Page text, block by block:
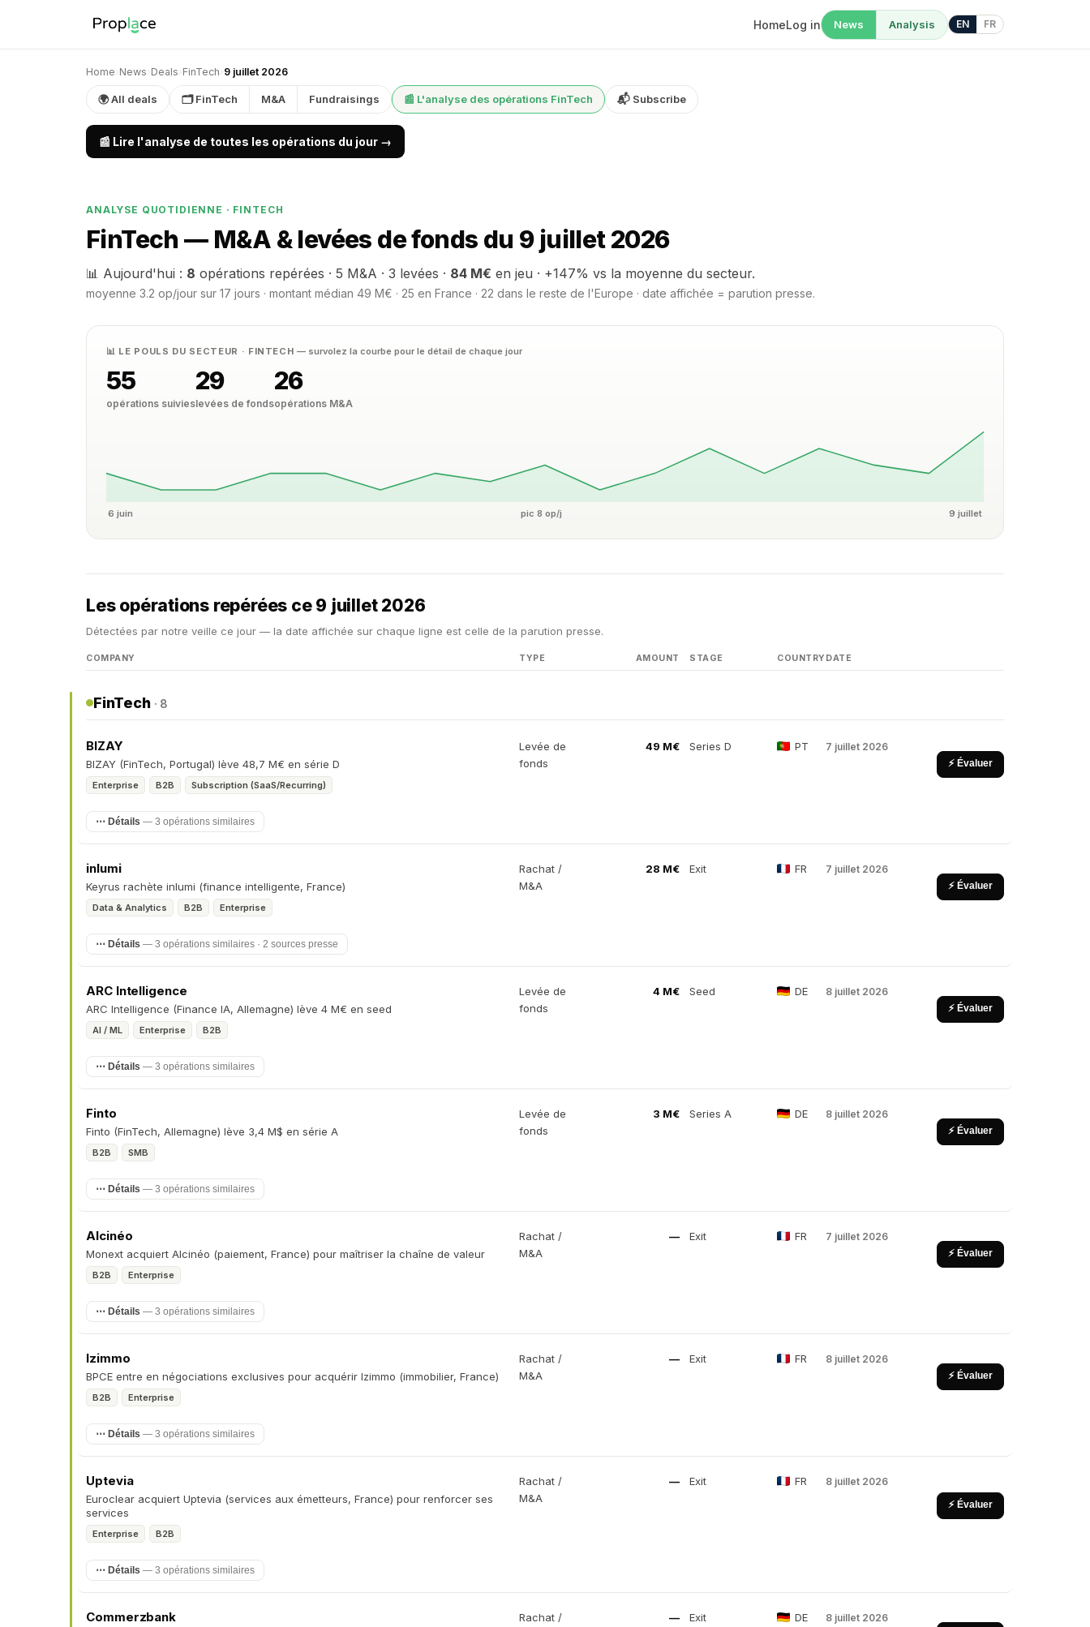
HomeLog in News Analysis EN FR
Home› News› Deals› FinTech› 9 juillet 2026
🌍 All deals 🗂 FinTech M&A Fundraisings 📰 L'analyse des opérations FinTech 📬 Subscribe
📰 Lire l'analyse de toutes les opérations du jour →
ANALYSE QUOTIDIENNE · FINTECH
FinTech — M&A & levées de fonds du 9 juillet 2026
📊 Aujourd'hui : 8 opérations repérées · 5 M&A · 3 levées · 84 M€ en jeu · +147% vs la moyenne du secteur.
moyenne 3.2 op/jour sur 17 jours · montant médian 49 M€ · 25 en France · 22 dans le reste de l'Europe · date affichée = parution presse.
📊 LE POULS DU SECTEUR · FINTECH— survolez la courbe pour le détail de chaque jour
55
opérations suivies
29
levées de fonds
26
opérations M&A
6 juin pic 8 op/j 9 juillet
Les opérations repérées ce 9 juillet 2026
Détectées par notre veille ce jour — la date affichée sur chaque ligne est celle de la parution presse.
COMPANY TYPE AMOUNT STAGE COUNTRY DATE
FinTech · 8
BIZAY
BIZAY (FinTech, Portugal) lève 48,7 M€ en série D
Enterprise B2B Subscription (SaaS/Recurring)
Levée de
fonds
49 M€ Series D PT 7 juillet 2026
⚡ Évaluer
⋯ Détails — 3 opérations similaires
inlumi
Keyrus rachète inlumi (finance intelligente, France)
Data & Analytics B2B Enterprise
Rachat /
M&A
28 M€ Exit FR 7 juillet 2026
⚡ Évaluer
⋯ Détails — 3 opérations similaires · 2 sources presse
ARC Intelligence
ARC Intelligence (Finance IA, Allemagne) lève 4 M€ en seed
AI / ML Enterprise B2B
Levée de
fonds
4 M€ Seed DE 8 juillet 2026
⚡ Évaluer
⋯ Détails — 3 opérations similaires
Finto
Finto (FinTech, Allemagne) lève 3,4 M$ en série A
B2B SMB
Levée de
fonds
3 M€ Series A DE 8 juillet 2026
⚡ Évaluer
⋯ Détails — 3 opérations similaires
Alcinéo
Monext acquiert Alcinéo (paiement, France) pour maîtriser la chaîne de valeur
B2B Enterprise
Rachat /
M&A
— Exit FR 7 juillet 2026
⚡ Évaluer
⋯ Détails — 3 opérations similaires
Izimmo
BPCE entre en négociations exclusives pour acquérir Izimmo (immobilier, France)
B2B Enterprise
Rachat /
M&A
— Exit FR 8 juillet 2026
⚡ Évaluer
⋯ Détails — 3 opérations similaires
Uptevia
Euroclear acquiert Uptevia (services aux émetteurs, France) pour renforcer ses
services
Enterprise B2B
Rachat /
M&A
— Exit FR 8 juillet 2026
⚡ Évaluer
⋯ Détails — 3 opérations similaires
Commerzbank
Rachat /
— Exit DE 8 juillet 2026